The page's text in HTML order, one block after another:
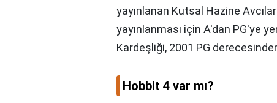
yayınlanan Kutsal Hazine
yayınlanması için A'dan PG'ye
Kardeşliği, 2001 PG
Hobbit 4 var mı?